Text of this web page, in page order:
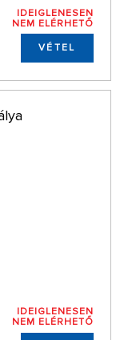
IDEIGLENESEN
NEM ELÉRHETŐ
VÉTEL
IDEIGLENESEN
NEM ELÉRHETŐ